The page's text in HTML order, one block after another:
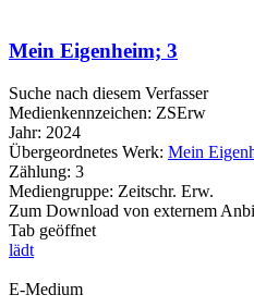
Mein Eigenheim; 3
Suche nach diesem Verfasser
Medienkennzeichen: ZSErw
Jahr: 2024
Übergeordnetes Werk: Mein
Zählung: 3
Mediengruppe: Zeitschr. Erw.
Zum Download von externem
Tab geöffnet
lädt
E-Medium